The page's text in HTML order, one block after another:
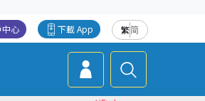
繁简
下載 App
中心